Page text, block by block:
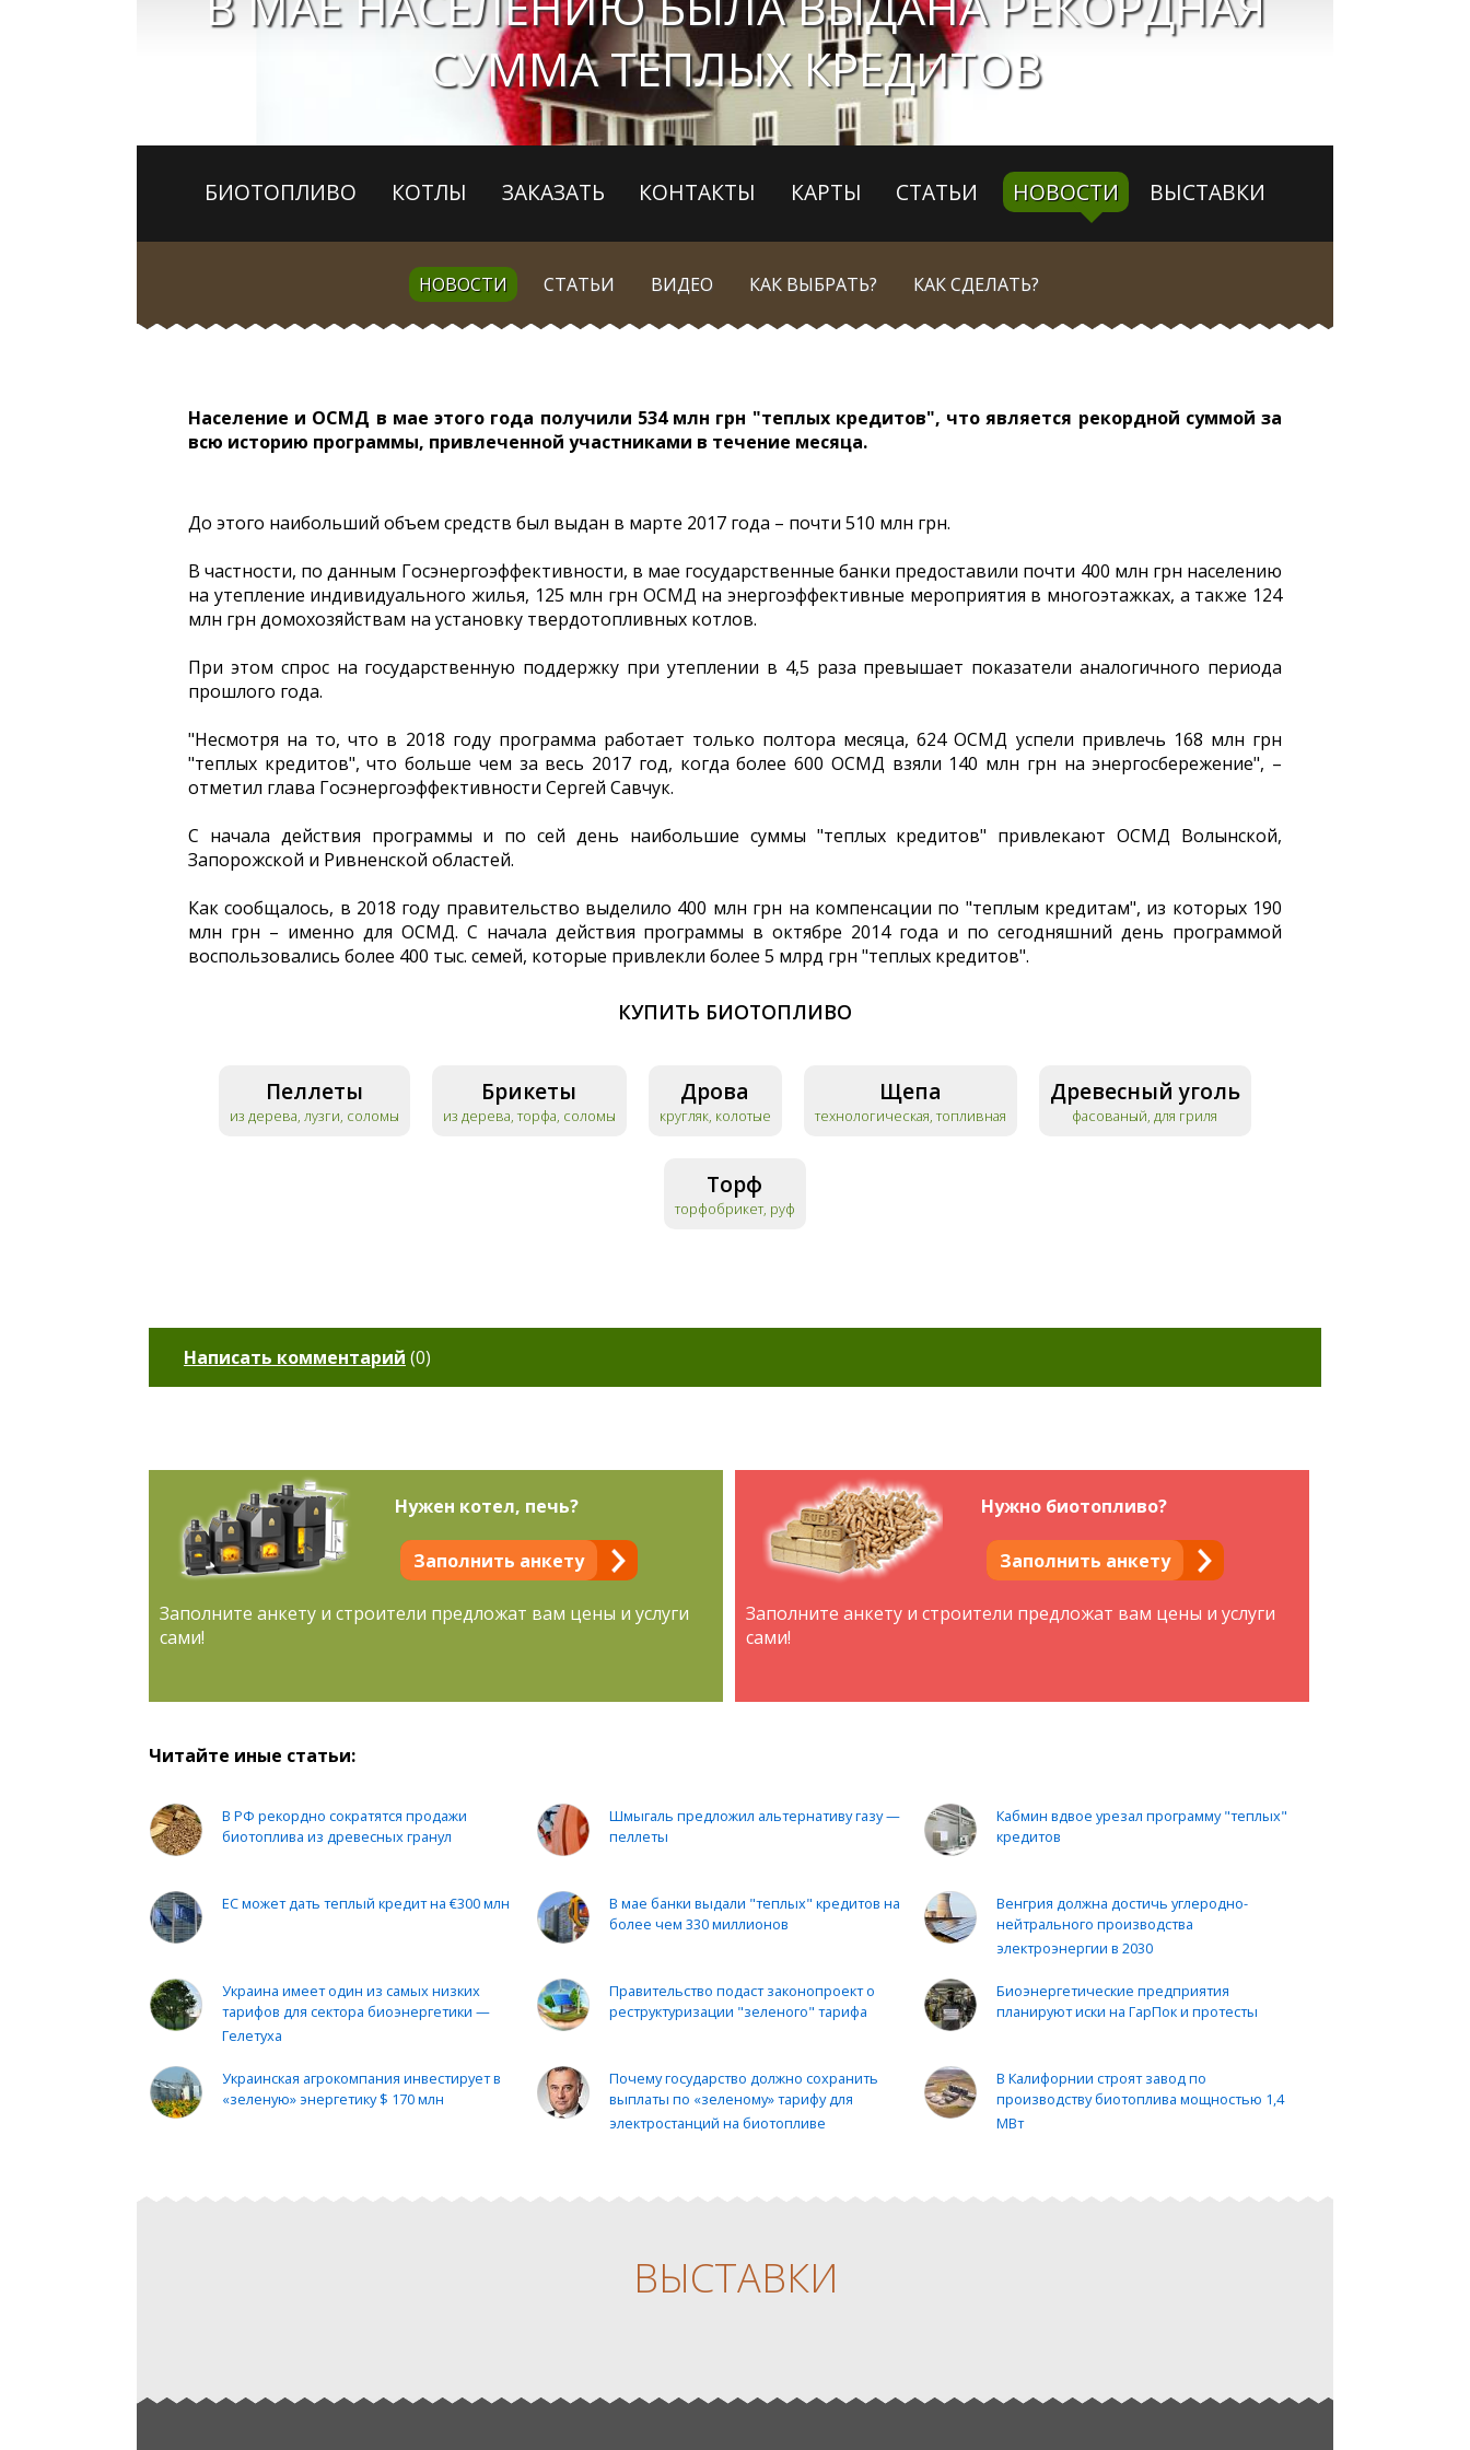
СУММА ТЕПЛЫХ КРЕДИТОВ
БИОТОПЛИВО КОТЛЫ ЗАКАЗАТЬ КОНТАКТЫ КАРТЫ СТАТЬИ НОВОСТИ ВЫСТАВКИ
НОВОСТИ СТАТЬИ ВИДЕО КАК ВЫБРАТЬ? КАК СДЕЛАТЬ?
Население и ОСМД в мае этого года получили 534 млн грн "теплых кредитов", что является рекордной суммой за
всю историю программы, привлеченной участниками в течение месяца.
До этого наибольший объем средств был выдан в марте 2017 года – почти 510 млн грн.
В частности, по данным Госэнергоэффективности, в мае государственные банки предоставили почти 400 млн грн населению
на утепление индивидуального жилья, 125 млн грн ОСМД на энергоэффективные мероприятия в многоэтажках, а также 124
млн грн домохозяйствам на установку твердотопливных котлов.
При этом спрос на государственную поддержку при утеплении в 4,5 раза превышает показатели аналогичного периода
прошлого года.
"Несмотря на то, что в 2018 году программа работает только полтора месяца, 624 ОСМД успели привлечь 168 млн грн
"теплых кредитов", что больше чем за весь 2017 год, когда более 600 ОСМД взяли 140 млн грн на энергосбережение", –
отметил глава Госэнергоэффективности Сергей Савчук.
С начала действия программы и по сей день наибольшие суммы "теплых кредитов" привлекают ОСМД Волынской,
Запорожской и Ривненской областей.
Как сообщалось, в 2018 году правительство выделило 400 млн грн на компенсации по "теплым кредитам", из которых 190
млн грн – именно для ОСМД. С начала действия программы в октябре 2014 года и по сегодняшний день программой
воспользовались более 400 тыс. семей, которые привлекли более 5 млрд грн "теплых кредитов".
КУПИТЬ БИОТОПЛИВО
Пеллеты
из дерева, лузги, соломы
Брикеты
из дерева, торфа, соломы
Дрова
кругляк, колотые
Щепа
технологическая, топливная
Древесный уголь
фасованый, для гриля
Торф
торфобрикет, руф
Написать комментарий (0)
Нужен котел, печь?
Заполнить анкету
Заполните анкету и строители предложат вам цены и услуги
сами!
Нужно биотопливо?
Заполнить анкету
Заполните анкету и строители предложат вам цены и услуги
сами!
Читайте иные статьи:
В РФ рекордно сократятся продажи
биотоплива из древесных гранул
Шмыгаль предложил альтернативу газу —
пеллеты
Кабмин вдвое урезал программу "теплых"
кредитов
ЕС может дать теплый кредит на €300 млн В мае банки выдали "теплых" кредитов на
более чем 330 миллионов
Венгрия должна достичь углеродно-
нейтрального производства
электроэнергии в 2030
Украина имеет один из самых низких
тарифов для сектора биоэнергетики —
Гелетуха
Правительство подаст законопроект о
реструктуризации "зеленого" тарифа
Биоэнергетические предприятия
планируют иски на ГарПок и протесты
Украинская агрокомпания инвестирует в
«зеленую» энергетику $ 170 млн
Почему государство должно сохранить
выплаты по «зеленому» тарифу для
электростанций на биотопливе
В Калифорнии строят завод по
производству биотоплива мощностью 1,4
МВт
ВЫСТАВКИ